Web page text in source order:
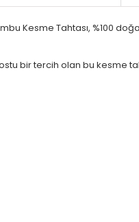
Kesme Tahtası,
bir tercih olan bu kesme